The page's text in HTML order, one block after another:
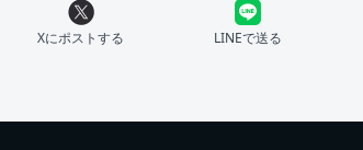
Xにポストする LINEで送る